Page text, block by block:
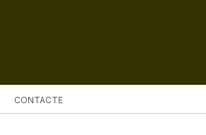
CONTACTE